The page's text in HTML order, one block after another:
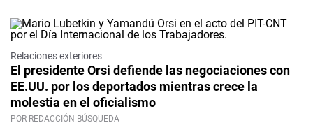
Relaciones exteriores
El presidente Orsi defiende las negociaciones con
EE.UU. por los deportados mientras crece la
molestia en el oficialismo
POR REDACCIÓN BÚSQUEDA